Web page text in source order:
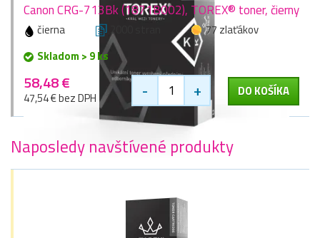
Canon CRG-713Bk (1871B002), TOREX® toner, čierny
čierna 2000 stran
77 zlaťákov
Skladom > 9 ks
58,48 €
47,54 € bez DPH - + DO KOŠÍKA
Naposledy navštívené produkty